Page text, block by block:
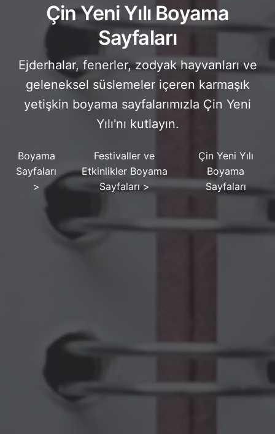
Çin Yeni Yılı Boyama
Sayfaları
Ejderhalar, fenerler, zodyak hayvanları ve
geleneksel süslemeler içeren karmaşık
yetişkin boyama sayfalarımızla Çin Yeni
Yılı'nı kutlayın.
Boyama
Sayfaları
>
Festivaller ve
Etkinlikler Boyama
Sayfaları>
Çin Yeni Yılı
Boyama
Sayfaları